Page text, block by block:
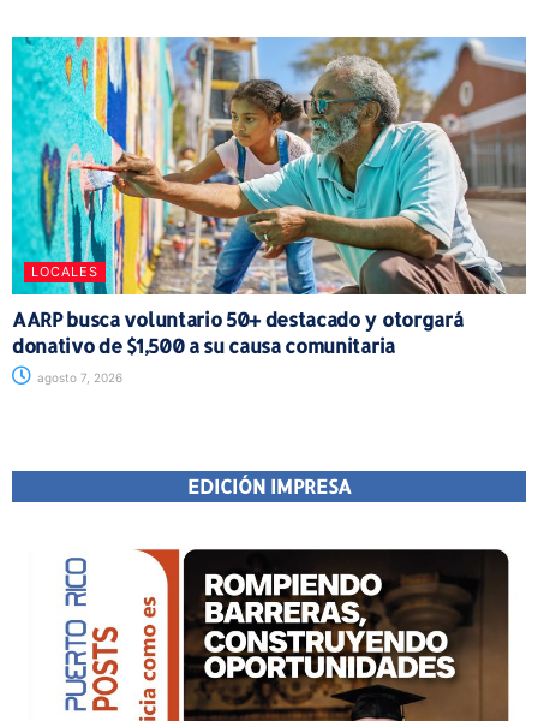
LOCALES
AARP busca voluntario 50+ destacado y otorgará
donativo de $1,500 a su causa comunitaria
agosto 7, 2026
EDICIÓN IMPRESA